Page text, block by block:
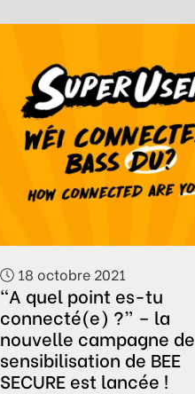
18 octobre 2021
“A quel point es-tu
connecté(e) ?” – la
nouvelle campagne de
sensibilisation de BEE
SECURE est lancée !